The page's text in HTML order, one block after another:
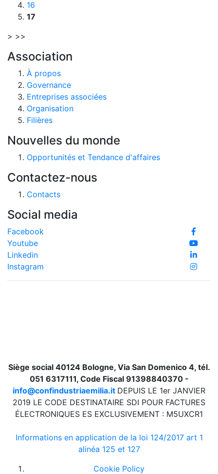
16
17
> >>
Association
À propos
Governance
Entreprises associées
Organisation
Filières
Nouvelles du monde
Opportunités et Tendance d'affaires
Contactez-nous
Contacts
Social media
Facebook
Youtube
Linkedin
Instagram
Siège social 40124 Bologne, Via San Domenico 4, tél.
051 6317111, Code Fiscal 91398840370 -
info@confindustriaemilia.it DEPUIS LE 1er JANVIER
2019 LE CODE DESTINATAIRE SDI POUR FACTURES
ÉLECTRONIQUES ES EXCLUSIVEMENT : M5UXCR1
Informations en application de la loi 124/2017 art 1
alinéa 125 et 127
Cookie Policy